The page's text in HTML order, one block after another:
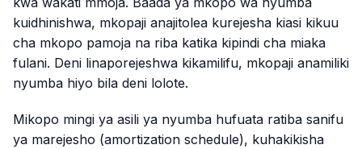
kuidhinishwa, mkopaji anajitolea kurejesha kiasi kikuu
cha mkopo pamoja na riba katika kipindi cha miaka
fulani. Deni linaporejeshwa kikamilifu, mkopaji anamiliki
nyumba hiyo bila deni lolote.
Mikopo mingi ya asili ya nyumba hufuata ratiba sanifu
ya marejesho (amortization schedule), kuhakikisha